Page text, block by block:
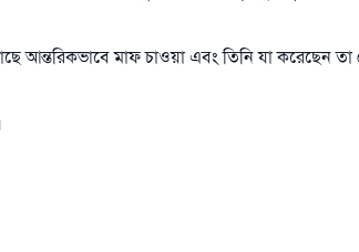
আন্তরিকভাবে মাফ চাওয়া এবং তিনি যা করেছেন